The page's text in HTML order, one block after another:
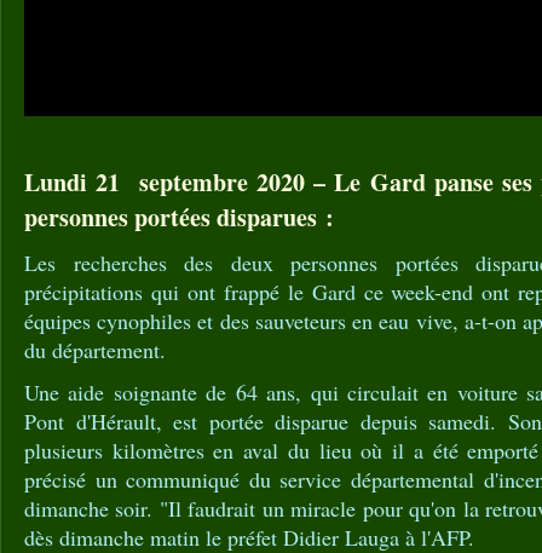
Lundi 21 septembre 2020 – Le Gard panse
personnes portées disparues :
Les recherches des deux personnes portées
précipitations qui ont frappé le Gard ce week-end ont
équipes cynophiles et des sauveteurs en eau vive, a-t-on
du département.
Une aide soignante de 64 ans, qui circulait en voiture
Pont d'Hérault, est portée disparue depuis samedi.
plusieurs kilomètres en aval du lieu où il a été
précisé un communiqué du service départemental
dimanche soir. "Il faudrait un miracle pour qu'on la
dès dimanche matin le préfet Didier Lauga à l'AFP.